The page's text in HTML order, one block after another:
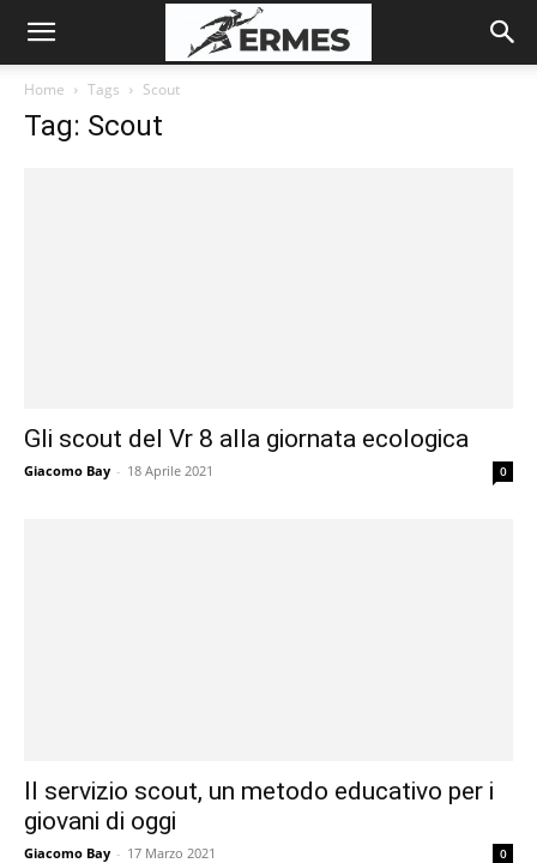
Home Tags Scout
Tag: Scout
Gli scout del Vr 8 alla giornata ecologica
Giacomo Bay - 18 Aprile 2021 0
Il servizio scout, un metodo educativo per i
giovani di oggi
Giacomo Bay - 17 Marzo 2021 0